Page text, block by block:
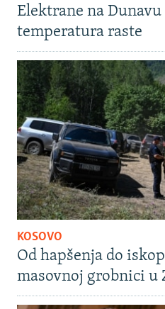
Elektrane na
temperatura raste
KOSOVO
Od hapšenja do
masovnoj grobnici u